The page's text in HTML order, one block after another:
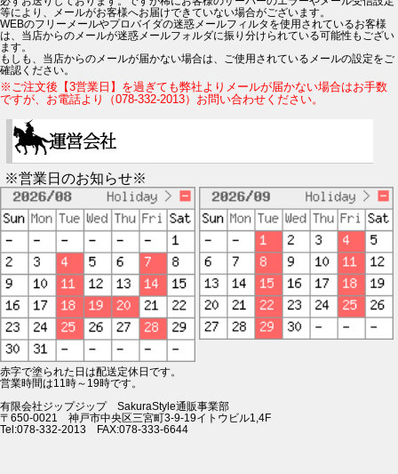
等により、メールがお客様へお届けできていない場合がございます。
WEBのフリーメールやプロバイダの迷惑メールフィルタを使用されているお客様
は、当店からのメールが迷惑メールフォルダに振り分けられている可能性もござい
ます。
もしも、当店からのメールが届かない場合は、ご使用されているメールの設定をご
確認ください。
※ご注文後【3営業日】を過ぎても弊社よりメールが届かない場合はお手数
ですが、お電話より（078-332-2013）お問い合わせください。
※営業日のお知らせ※
赤字で塗られた日は配送定休日です。
営業時間は11時～19時です。
有限会社ジップジップ SakuraStyle通販事業部
〒650-0021 神戸市中央区三宮町3-9-19イトウビル1,4F
Tel:078-332-2013 FAX:078-333-6644